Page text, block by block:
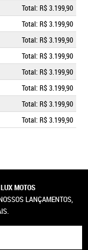
Total: R$ 3.199,90
Total: R$ 3.199,90
Total: R$ 3.199,90
Total: R$ 3.199,90
Total: R$ 3.199,90
Total: R$ 3.199,90
Total: R$ 3.199,90
Total: R$ 3.199,90
MOTOS
LANÇAMENTOS,